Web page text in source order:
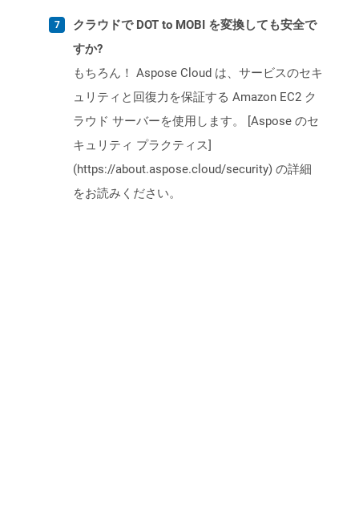
クラウドで DOT to MOBI を変換しても安全で
すか?
もちろん！ Aspose Cloud は、サービスのセキ
ュリティと回復力を保証する Amazon EC2 ク
ラウド サーバーを使用します。 [Aspose のセ
キュリティ プラクティス]
(https://about.aspose.cloud/security) の詳細
をお読みください。